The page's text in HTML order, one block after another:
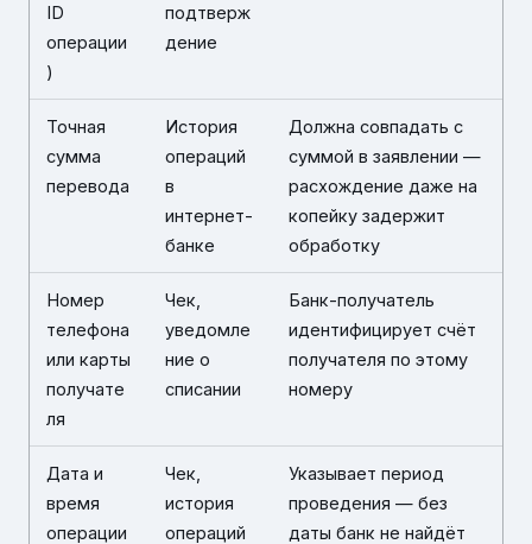
ID
операции
)
подтверж
дение
Точная
сумма
перевода
История
операций
в
интернет-
банке
Должна совпадать с
суммой в заявлении —
расхождение даже на
копейку задержит
обработку
Номер
телефона
или карты
получате
ля
Чек,
уведомле
ние о
списании
Банк-получатель
идентифицирует счёт
получателя по этому
номеру
Дата и
время
операции
Чек,
история
операций
Указывает период
проведения — без
даты банк не найдёт